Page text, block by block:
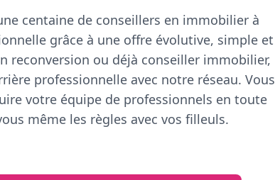
centaine de conseillers en immobilier à
grâce à une offre évolutive, simple et
reconversion ou déjà conseiller immobilier,
professionnelle avec notre réseau. Vous
votre équipe de professionnels en toute
même les règles avec vos filleuls.